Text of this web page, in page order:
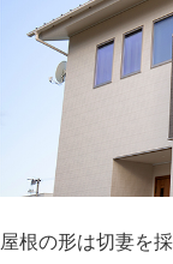
屋根の形は切妻を